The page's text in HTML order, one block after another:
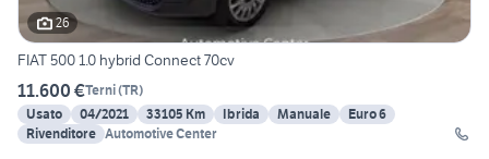
26
FIAT 500 1.0 hybrid Connect 70cv
11.600 €Terni(TR)
Usato
04/2021 33105 Km Ibrida Manuale
Euro 6
Rivenditore Automotive Center